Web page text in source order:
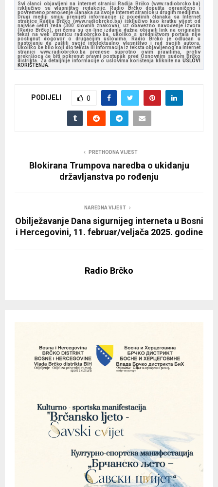
Svi članci objavljeni na internet stranici Radija Brčko (www.radiobrcko.ba)
isključivo su vlasništvo redakcije. Radio Brčko dopušta ograničeno i
povremeno prenošenje članaka sa svoje internet stranice u drugim medijima.
Drugi mediji smiju prenijeti informacije iz pojedinih članaka sa Internet
stranice Radija Brčko (www.radiobrcko.ba) isključivo kao kratku vijest od
najviše četiri reda (300 slovnih znakova), uz obavezno navođenje izvora
(Radio Brčko), pri čemu su on-line izdanja dužna objaviti link na originalni
tekst na web stranicu radiobrcko.ba, ukoliko s uredništvom portala nije
postignut dogovor o drugačijim uslovima. Radio Brčko je odlučan u
nastojanju da zaštiti svoje intelektualno vlasništvo i rad svojih autora.
Ukoliko se bilo koji dio teksta ili informacija iz teksta objavljenog na internet
stranici www.radiobrcko.ba prenese suprotno ovim pravilima, protiv
prekršioca će biti pokrenut pravni postupak pred Osnovnim sudom Brčko
distrikta. Za detaljnije informacije o uslovima korištenja kliknite na USLOVI
KORIŠTENJA.
PODIJELI 0
PRETHODNA VIJEST
Blokirana Trumpova naredba o ukidanju
državljanstva po rođenju
NAREDNA VIJEST
Obilježavanje Dana sigurnijeg interneta u Bosni
i Hercegovini, 11. februar/veljača 2025. godine
Radio Brčko